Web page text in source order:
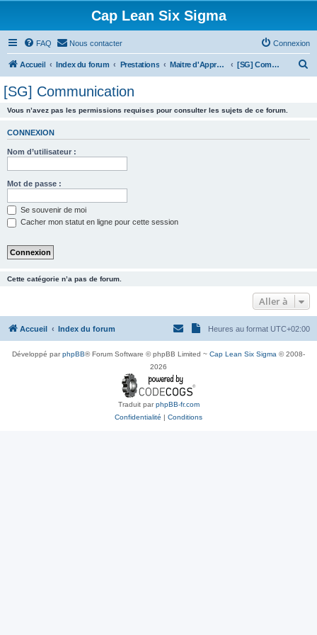
Cap Lean Six Sigma
FAQ Nous contacter Connexion
Accueil Index du forum Prestations Maitre d'Apprentissage [SG] Communication
[SG] Communication
Vous n’avez pas les permissions requises pour consulter les sujets de ce forum.
CONNEXION
Nom d’utilisateur :
Mot de passe :
Se souvenir de moi
Cacher mon statut en ligne pour cette session
Cette catégorie n’a pas de forum.
Aller à
Accueil Index du forum Heures au format UTC+02:00
Développé parphpBB® Forum Software © phpBB Limited ~ Cap Lean Six Sigma © 2008-
2026
Traduit parphpBB-fr.com
Confidentialité | Conditions